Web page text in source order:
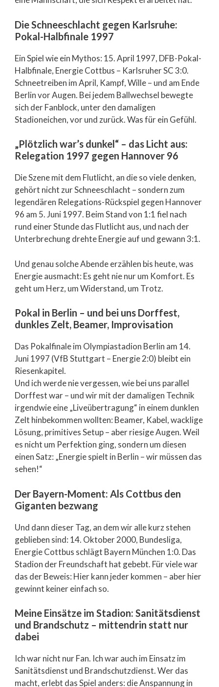
Die Schneeschlacht gegen Karlsruhe:
Pokal-Halbfinale 1997
Ein Spiel wie ein Mythos: 15. April 1997, DFB-Pokal-
Halbfinale, Energie Cottbus – Karlsruher SC 3:0.
Schneetreiben im April, Kampf, Wille – und am Ende
Berlin vor Augen. Bei jedem Ballwechsel bewegte
sich der Fanblock, unter den damaligen
Stadioneichen, vor und zurück. Was für ein Gefühl.
„Plötzlich war’s dunkel“ – das Licht aus:
Relegation 1997 gegen Hannover 96
Die Szene mit dem Flutlicht, an die so viele denken,
gehört nicht zur Schneeschlacht – sondern zum
legendären Relegations-Rückspiel gegen Hannover
96 am 5. Juni 1997. Beim Stand von 1:1 fiel nach
rund einer Stunde das Flutlicht aus, und nach der
Unterbrechung drehte Energie auf und gewann 3:1.
Und genau solche Abende erzählen bis heute, was
Energie ausmacht: Es geht nie nur um Komfort. Es
geht um Herz, um Widerstand, um Trotz.
Pokal in Berlin – und bei uns Dorffest,
dunkles Zelt, Beamer, Improvisation
Das Pokalfinale im Olympiastadion Berlin am 14.
Juni 1997 (VfB Stuttgart – Energie 2:0) bleibt ein
Riesenkapitel.
Und ich werde nie vergessen, wie bei uns parallel
Dorffest war – und wir mit der damaligen Technik
irgendwie eine „Liveübertragung“ in einem dunklen
Zelt hinbekommen wollten: Beamer, Kabel, wacklige
Lösung, primitives Setup – aber riesige Augen. Weil
es nicht um Perfektion ging, sondern um diesen
einen Satz: „Energie spielt in Berlin – wir müssen das
sehen!“
Der Bayern-Moment: Als Cottbus den
Giganten bezwang
Und dann dieser Tag, an dem wir alle kurz stehen
geblieben sind: 14. Oktober 2000, Bundesliga,
Energie Cottbus schlägt Bayern München 1:0. Das
Stadion der Freundschaft hat gebebt. Für viele war
das der Beweis: Hier kann jeder kommen – aber hier
gewinnt keiner einfach so.
Meine Einsätze im Stadion: Sanitätsdienst
und Brandschutz – mittendrin statt nur
dabei
Ich war nicht nur Fan. Ich war auch im Einsatz im
Sanitätsdienst und Brandschutzdienst. Wer das
macht, erlebt das Spiel anders: die Anspannung in